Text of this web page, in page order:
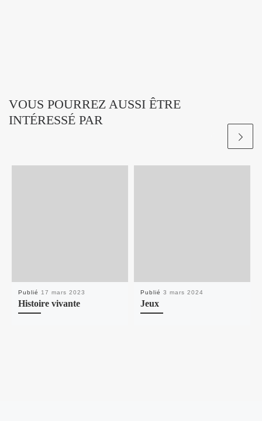
VOUS POURREZ AUSSI ÊTRE
INTÉRESSÉ PAR
Publié 17 mars 2023
Histoire vivante
Publié3 mars 2024
Jeux